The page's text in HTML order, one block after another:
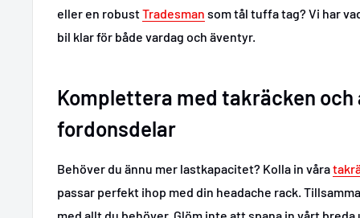
eller en robustTradesman som tål tuffa tag? Vi har
bil klar för både vardag och äventyr.
Komplettera med takräcken och
fordonsdelar
Behöver du ännu mer lastkapacitet? Kolla in våra
passar perfekt ihop med din headache rack.
med allt du behöver. Glöm inte att spana in vårt